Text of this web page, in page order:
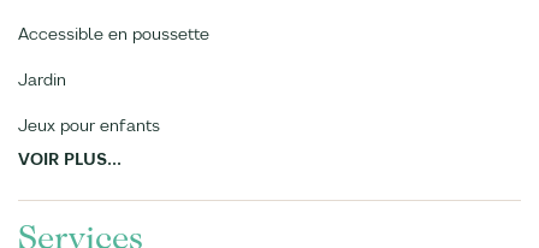
Accessible en poussette
Jardin
Jeux pour enfants
VOIR PLUS...
Services